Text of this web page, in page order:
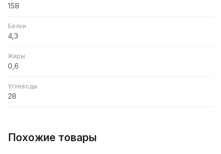
158
Белки
4,3
Жиры
0,6
Углеводы
28
Похожие товары